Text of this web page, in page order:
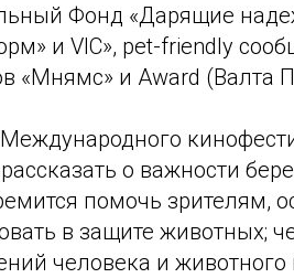
Фонд «Дарящие
и VIC», pet-friendly
«Мнямс» и Award (Валта
о важности
помочь зрителям,
в защите животных;
человека и